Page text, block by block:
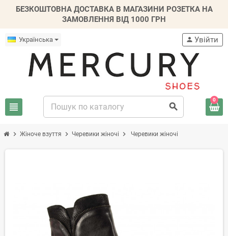
БЕЗКОШТОВНА ДОСТАВКА В МАГАЗИНИ РОЗЕТКА НА
ЗАМОВЛЕННЯ ВІД 1000 ГРН
Українська
view_headline search
person Увійти
0
chevron_right Жіноче взуття chevron_right Черевики жіночі chevron_right Черевики жіночі